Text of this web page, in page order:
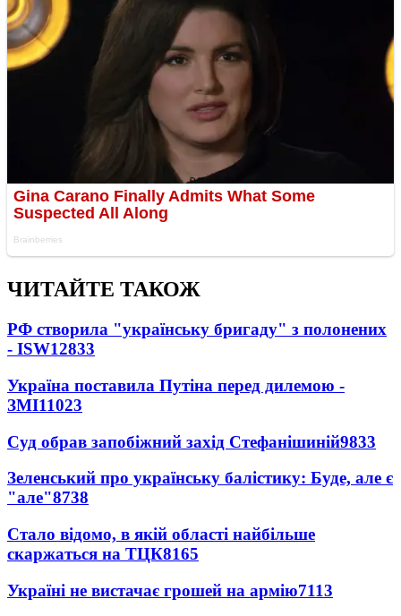
ЧИТАЙТЕ ТАКОЖ
РФ створила "українську бригаду" з полонених
- ISW12833
Україна поставила Путіна перед дилемою -
ЗМІ11023
Суд обрав запобіжний захід Стефанішиній9833
Зеленський про українську балістику: Буде, але є
"але"8738
Стало відомо, в якій області найбільше
скаржаться на ТЦК8165
Україні не вистачає грошей на армію7113